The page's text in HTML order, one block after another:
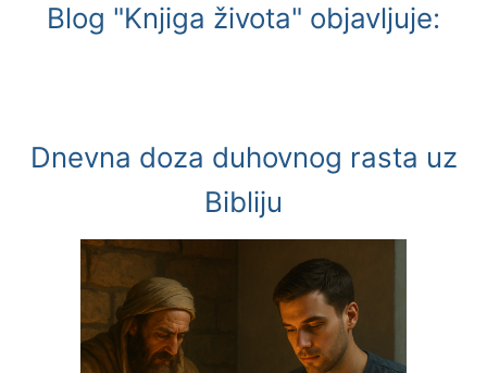
Blog "Knjiga života" objavljuje:
Dnevna doza duhovnog rasta uz
Bibliju